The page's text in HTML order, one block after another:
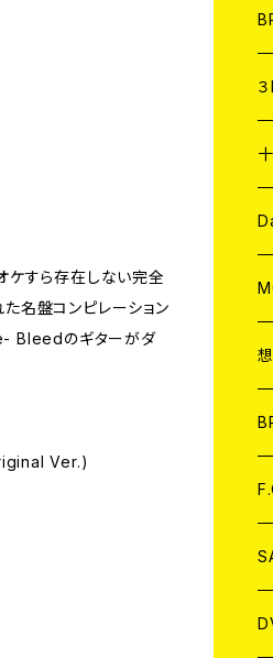
ケすら存在しない完全
名盤コンピレーション
Bleedのギターがダ
Ver.)